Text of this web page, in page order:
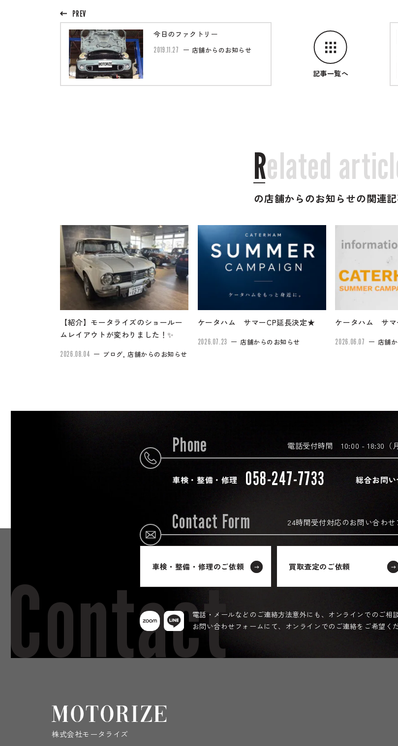
PREV
今日のファクトリー
2019.11.27 店舗からのお知らせ
記事一覧へ
Related articl
の店舗からのお知らせの関連
【紹介】モータライズのショールー
ムレイアウトが変わりました！✨
2026.08.04 ブログ, 店舗からのお知らせ
ケータハム サマーCP延長決定★
2026.07.23 店舗からのお知らせ
ケータハム サ
2026.06.07 店舗
Phone 電話受付時間 10:00 - 18:30（月
車検・整備・修理 058-247-7733 総合お問
Contact Form 24時間受付対応のお問い合わせ
車検・整備・修理のご依頼 買取査定のご依頼
電話・メールなどのご連絡方法意外にも、オンラインでのご相
お問い合わせフォームにて、オンラインでのご連絡をご希望くだ
Contact
株式会社モータライズ